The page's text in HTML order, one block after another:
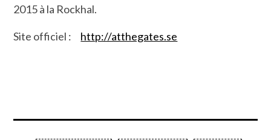
2015 à la Rockhal.
Site officiel : http://atthegates.se